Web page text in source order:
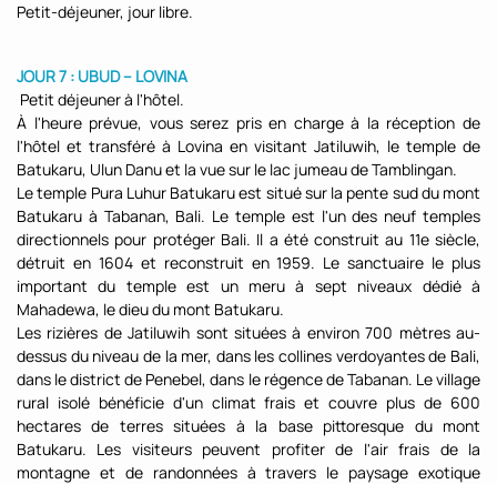
Petit-déjeuner, jour libre.
JOUR 7 : UBUD – LOVINA
Petit déjeuner à l'hôtel.
À l'heure prévue, vous serez pris en charge à la réception de
l'hôtel et transféré à Lovina en visitant Jatiluwih, le temple de
Batukaru, Ulun Danu et la vue sur le lac jumeau de Tamblingan.
Le temple Pura Luhur Batukaru est situé sur la pente sud du mont
Batukaru à Tabanan, Bali. Le temple est l'un des neuf temples
directionnels pour protéger Bali. Il a été construit au 11e siècle,
détruit en 1604 et reconstruit en 1959. Le sanctuaire le plus
important du temple est un meru à sept niveaux dédié à
Mahadewa, le dieu du mont Batukaru.
Les rizières de Jatiluwih sont situées à environ 700 mètres au-
dessus du niveau de la mer, dans les collines verdoyantes de Bali,
dans le district de Penebel, dans le régence de Tabanan. Le village
rural isolé bénéficie d'un climat frais et couvre plus de 600
hectares de terres situées à la base pittoresque du mont
Batukaru. Les visiteurs peuvent profiter de l'air frais de la
montagne et de randonnées à travers le paysage exotique